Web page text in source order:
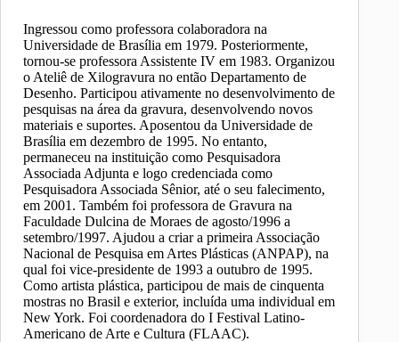
Ingressou como professora colaboradora na
Universidade de Brasília em 1979. Posteriormente,
tornou-se professora Assistente IV em 1983. Organizou
o Ateliê de Xilogravura no então Departamento de
Desenho. Participou ativamente no desenvolvimento de
pesquisas na área da gravura, desenvolvendo novos
materiais e suportes. Aposentou da Universidade de
Brasília em dezembro de 1995. No entanto,
permaneceu na instituição como Pesquisadora
Associada Adjunta e logo credenciada como
Pesquisadora Associada Sênior, até o seu falecimento,
em 2001. Também foi professora de Gravura na
Faculdade Dulcina de Moraes de agosto/1996 a
setembro/1997. Ajudou a criar a primeira Associação
Nacional de Pesquisa em Artes Plásticas (ANPAP), na
qual foi vice-presidente de 1993 a outubro de 1995.
Como artista plástica, participou de mais de cinquenta
mostras no Brasil e exterior, incluída uma individual em
New York. Foi coordenadora do I Festival Latino-
Americano de Arte e Cultura (FLAAC).